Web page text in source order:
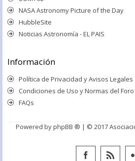
NASA Astronomy Picture of the Day
HubbleSite
Noticias Astronomía - EL PAIS
Información
Política de Privacidad y Avisos Legales
Condiciones de Uso y Normas del Foro
FAQs
Powered byphpBB ® | © 2017